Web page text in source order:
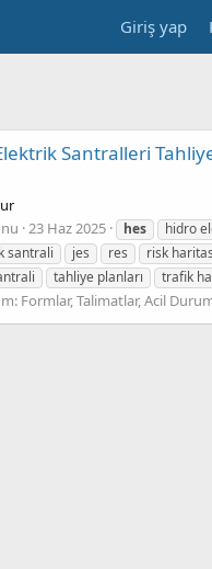
Giriş yap
Santralleri
23 Haz 2025 hes
hidro
santrali
jes res
risk
tahliye planları trafik
Formlar, Talimatlar, Acil